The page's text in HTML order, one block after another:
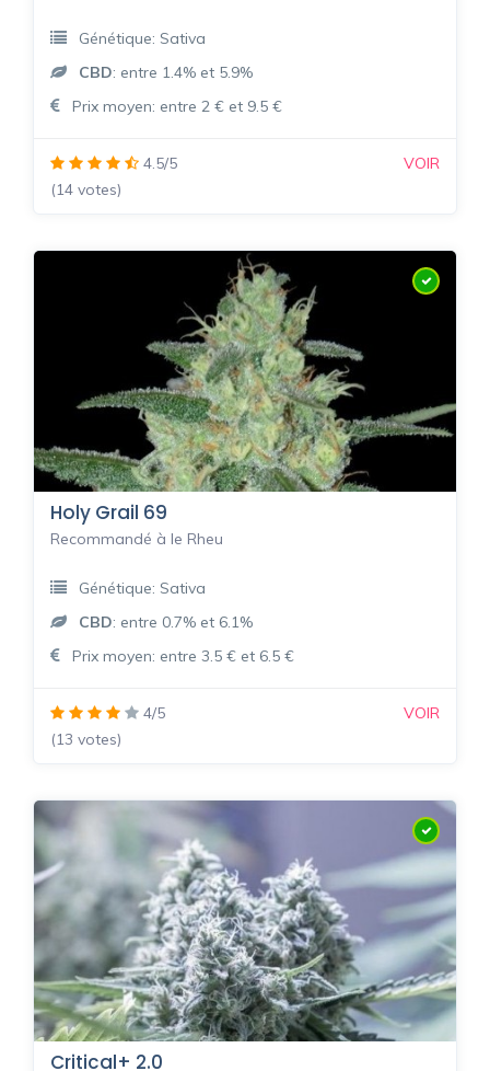
Génétique: Sativa
CBD: entre 1.4% et 5.9%
Prix moyen: entre 2 € et 9.5 €
4.5/5
(14 votes)
VOIR
Holy Grail 69
Recommandé à le Rheu
Génétique: Sativa
CBD: entre 0.7% et 6.1%
Prix moyen: entre 3.5 € et 6.5 €
4/5
(13 votes)
VOIR
Critical+ 2.0